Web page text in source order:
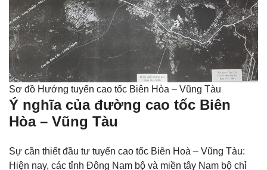
Sơ đồ Hướng tuyến cao tốc Biên Hòa – Vũng Tàu
Ý nghĩa của đường cao tốc Biên
Hòa – Vũng Tàu
Sự cần thiết đầu tư tuyến cao tốc Biên Hoà – Vũng Tàu:
Hiện nay, các tỉnh Đông Nam bộ và miền tây Nam bộ chỉ